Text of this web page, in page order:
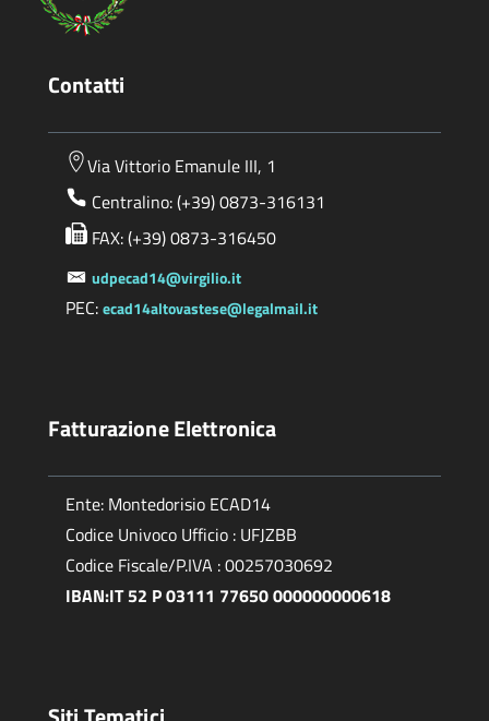
Contatti
Via Vittorio Emanule III, 1
Centralino: (+39) 0873-316131
FAX: (+39) 0873-316450
udpecad14@virgilio.it
PEC:ecad14altovastese@legalmail.it
Fatturazione Elettronica
Ente: Montedorisio ECAD14
Codice Univoco Ufficio : UFJZBB
Codice Fiscale/P.IVA : 00257030692
IBAN:IT 52 P 03111 77650 000000000618